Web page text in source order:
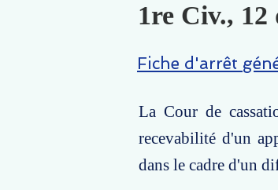
1re Civ., 12
Fiche d'arrêt
La Cour de
recevabilité d'un
dans le cadre d'un